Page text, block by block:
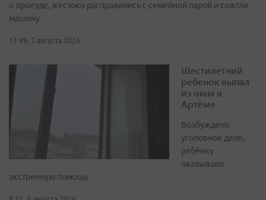
о проезде, жестоко расправились с семейной парой и сожгли
машину
11:49, 5 августа 2026
Шестилетний
ребенок выпал
из окна в
Артёме
Возбуждено
уголовное дело,
ребёнку
оказывают
экстренную помощь